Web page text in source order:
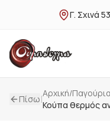
Γ. Σχινά
Πίσω|Αρχική/
Κούπα θερμός